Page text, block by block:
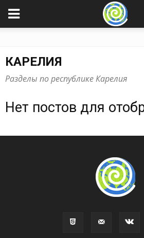
КАРЕЛИЯ
Разделы по республике Карелия
Нет постов для